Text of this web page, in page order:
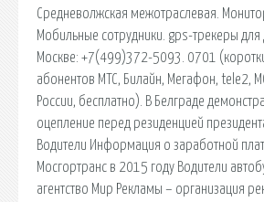
Средневолжская межотраслевая.
Мобильные сотрудники. gps-трекеры
Москве: +7(499)372-5093. 0701
абонентов МТС, Билайн, Мегафон, tele2,
России, бесплатно). В Белграде
оцепление перед резиденцией
Водители Информация о заработной
Мосгортранс в 2015 году Водители
агентство Мир Рекламы – организация